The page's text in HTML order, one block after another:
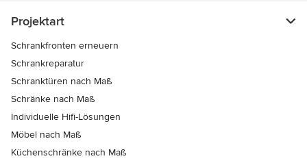
Projektart
Schrankfronten erneuern
Schrankreparatur
Schranktüren nach Maß
Schränke nach Maß
Individuelle Hifi-Lösungen
Möbel nach Maß
Küchenschränke nach Maß